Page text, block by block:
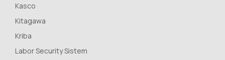
Kasco
Kitagawa
Kriba
Labor Security Sistem